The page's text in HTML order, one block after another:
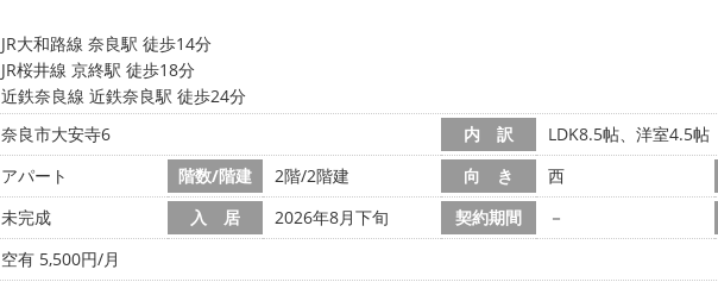
JR大和路線 奈良駅 徒歩14分
JR桜井線 京終駅 徒歩18分
近鉄奈良線 近鉄奈良駅 徒歩24分
奈良市大安寺6 内 訳
LDK8.5帖、洋室4.5帖
アパート 階数/階建 2階/2階建 向 き 西
未完成 入 居 2026年8月下旬 契約期間 －
空有 5,500円/月